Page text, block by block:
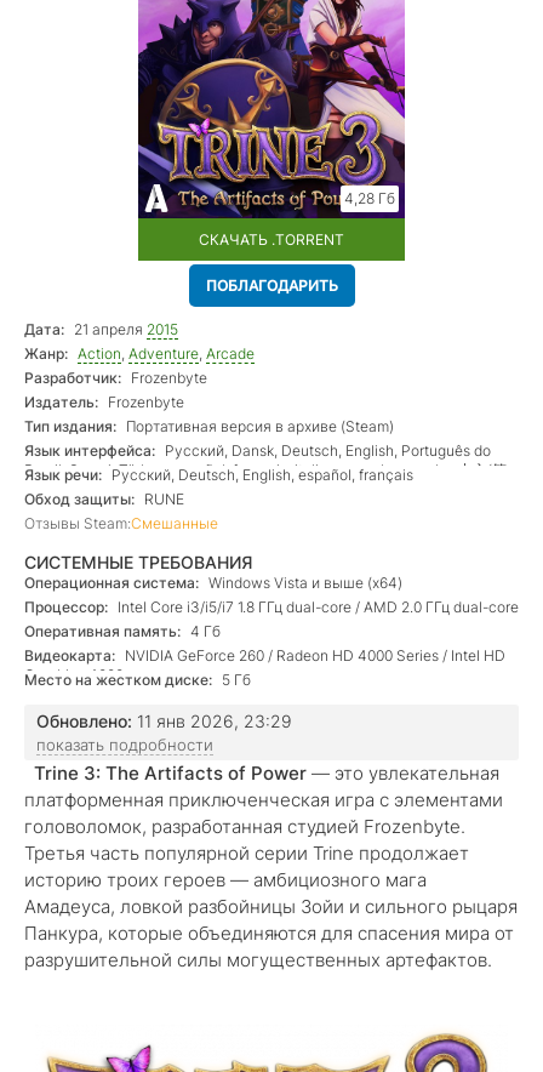
4,28 Гб
СКАЧАТЬ .TORRENT
ПОБЛАГОДАРИТЬ
Дата: 21 апреля 2015
Жанр: Action, Adventure, Arcade
Разработчик: Frozenbyte
Издатель: Frozenbyte
Тип издания: Портативная версия в архиве (Steam)
Язык интерфейса: Русский, Dansk, Deutsch, English, Português do
Brasil, Suomi, Türkçe, español, français, italiano, norsk, svenska, 中文(简
体), 日本語
Язык речи: Русский, Deutsch, English, español, français
Обход защиты: RUNE
Отзывы Steam:Смешанные
СИСТЕМНЫЕ ТРЕБОВАНИЯ
Операционная система: Windows Vista и выше (х64)
Процессор: Intel Core i3/i5/i7 1.8 ГГц dual-core / AMD 2.0 ГГц dual-core
Оперативная память: 4 Гб
Видеокарта: NVIDIA GeForce 260 / Radeon HD 4000 Series / Intel HD
Graphics 4000
Место на жестком диске: 5 Гб
Обновлено: 11 янв 2026, 23:29
показать подробности
Trine 3: The Artifacts of Power — это увлекательная
платформенная приключенческая игра с элементами
головоломок, разработанная студией Frozenbyte.
Третья часть популярной серии Trine продолжает
историю троих героев — амбициозного мага
Амадеуса, ловкой разбойницы Зойи и сильного рыцаря
Панкура, которые объединяются для спасения мира от
разрушительной силы могущественных артефактов.